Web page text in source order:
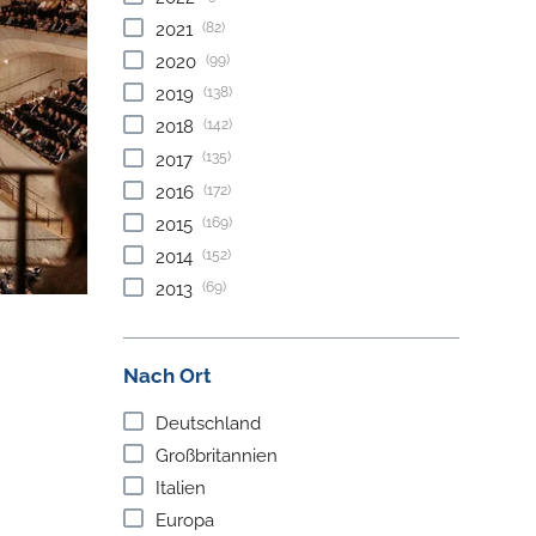
2021 (82)
2020 (99)
2019 (138)
2018 (142)
2017 (135)
2016 (172)
2015 (169)
2014 (152)
2013 (69)
Nach Ort
Deutschland
Großbritannien
Italien
Europa